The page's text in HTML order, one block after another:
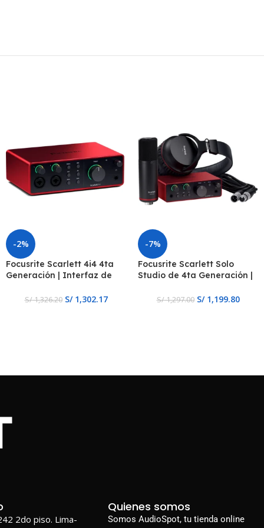
-2%
Focusrite Scarlett 4i4 4ta
Generación | Interfaz de
S/1,326.20 S/1,302.17
-7%
Focusrite Scarlett Solo
Studio de 4ta Generación |
S/1,297.00 S/1,199.80
2do piso. Lima-
Quienes somos
Somos AudioSpot, tu tienda online